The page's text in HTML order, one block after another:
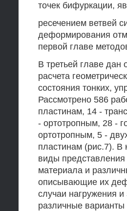
точек бифуркации,
ресечением ветвей
деформирования
первой главе
В третьей главе дан
расчета
состояния тонких,
Рассмотрено 586
пластинам, 14 -
- ортотропным, 28 -
ортотропным, 5 -
пластинам (рис.7). В
виды представления
материала и
описывающие их
случаи нагружения
различные варианты